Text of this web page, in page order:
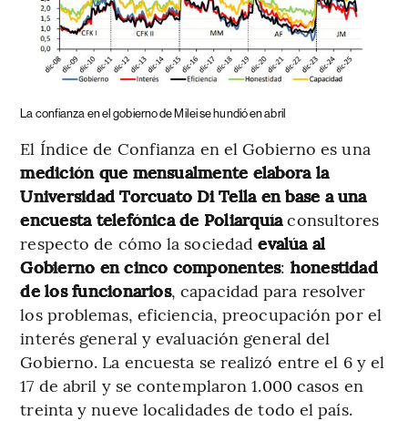
La confianza en el gobierno de Milei se hundió en abril
El Índice de Confianza en el Gobierno es una
medición que mensualmente elabora la
Universidad Torcuato Di Tella en base a una
encuesta telefónica de Poliarquíaconsultores
respecto de cómo la sociedadevalúa al
Gobierno en cinco componentes: honestidad
de los funcionarios, capacidad para resolver
los problemas, eficiencia, preocupación por el
interés general y evaluación general del
Gobierno. La encuesta se realizó entre el 6 y el
17 de abril y se contemplaron 1.000 casos en
treinta y nueve localidades de todo el país.